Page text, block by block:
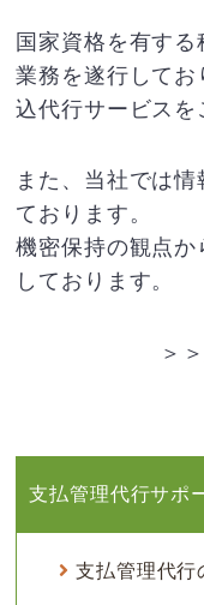
国家資格を有す
業務を遂行して
込代行サービスを
また、当社では
ております。
機密保持の観点
しております。
＞＞
支払管理代行サポ
支払管理代行